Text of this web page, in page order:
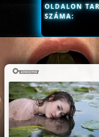
OLDALON
SZÁMA: